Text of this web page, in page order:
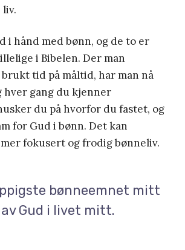
i hånd med bønn, og de to er
i Bibelen. Der man
tid på måltid, har man nå
hver gang du kjenner
du på hvorfor du fastet, og
for Gud i bønn. Det kan
fokusert og frodig bønneliv.
bønneemnet mitt
Gud i livet mitt.